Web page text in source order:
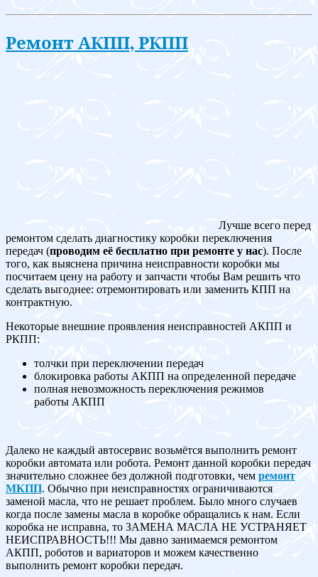
Ремонт АКПП, РКПП
Лучше всего перед
ремонтом сделать диагностику коробки переключения
передач (проводим её бесплатно при ремонте у нас). После
того, как выяснена причина неисправности коробки мы
посчитаем цену на работу и запчасти чтобы Вам решить что
сделать выгоднее: отремонтировать или заменить КПП на
контрактную.
Некоторые внешние проявления неисправностей АКПП и
РКПП:
толчки при переключении передач
блокировка работы АКПП на определенной передаче
полная невозможность переключения режимов
работы АКПП
Далеко не каждый автосервис возьмётся выполнить ремонт
коробки автомата или робота. Ремонт данной коробки передач
значительно сложнее без должной подготовки, чем ремонт
МКПП. Обычно при неисправностях ограничиваются
заменой масла, что не решает проблем. Было много случаев
когда после замены масла в коробке обращались к нам. Если
коробка не исправна, то ЗАМЕНА МАСЛА НЕ УСТРАНЯЕТ
НЕИСПРАВНОСТЬ!!! Мы давно занимаемся ремонтом
АКПП, роботов и вариаторов и можем качественно
выполнить ремонт коробки передач.